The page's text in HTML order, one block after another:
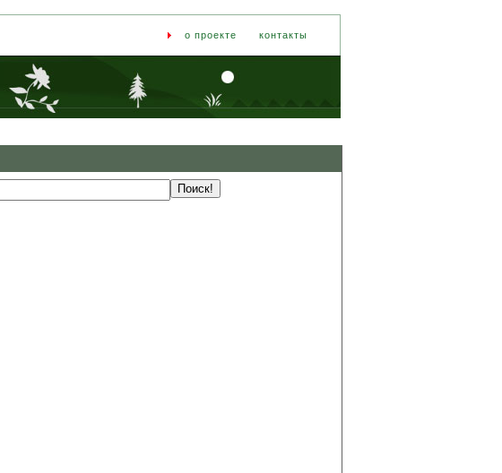
о проекте контакты